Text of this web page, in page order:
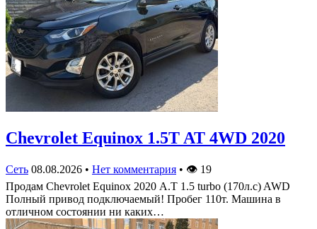
Chevrolet Equinox 1.5T AT 4WD 2020
Сеть 08.08.2026 • Нет комментария • 👁 19
Продам Chevrolet Equinox 2020 А.Т 1.5 turbo (170л.с) AWD
Полный привод подключаемый! Пробег 110т. Машина в
отличном состоянии ни каких…